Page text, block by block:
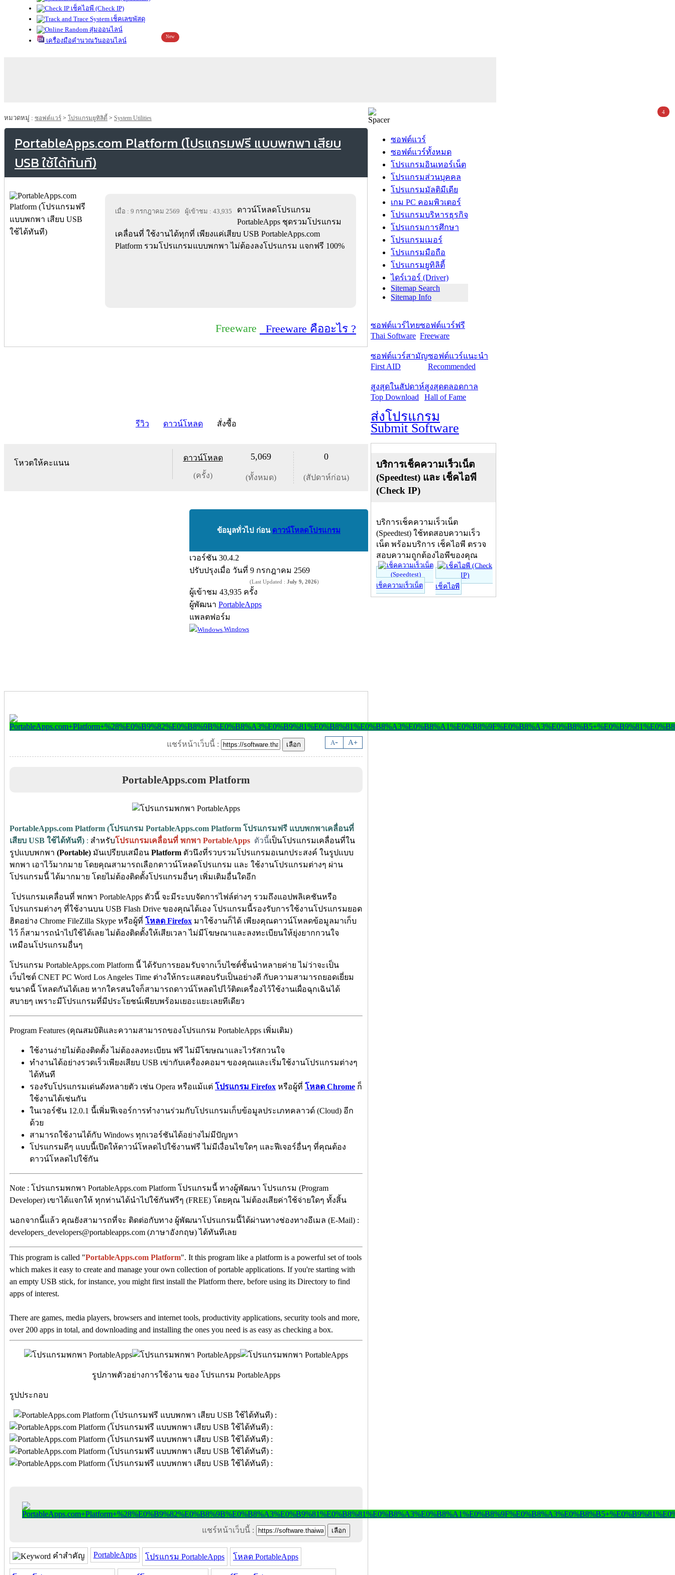
เช็คไอพี (Check IP)
เช็คเลขพัสดุ
สุ่มออนไลน์
เครื่องมือคำนวณวันออนไลน์
New
หมวดหมู่ : ซอฟต์แวร์ > โปรแกรมยูทิลิตี้ > System Utilities
PortableApps.com Platform (โปรแกรมฟรี แบบพกพา เสียบ
USB ใช้ได้ทันที)
เมื่อ : 9 กรกฎาคม 2569 ผู้เข้าชม : 43,935
ดาวน์โหลดโปรแกรม
PortableApps ชุดรวมโปรแกรม
เคลื่อนที่ ใช้งานได้ทุกที่ เพียงแค่เสียบ USB PortableApps.com
Platform รวมโปรแกรมแบบพกพา ไม่ต้องลงโปรแกรม แจกฟรี 100%
Freeware Freeware คืออะไร ?
รีวิว ดาวน์โหลด สั่งซื้อ
โหวตให้คะแนน
ดาวน์โหลด
(ครั้ง)
5,069
(ทั้งหมด)
0
(สัปดาห์ก่อน)
ข้อมูลทั่วไป ก่อน ดาวน์โหลดโปรแกรม
เวอร์ชัน 30.4.2
ปรับปรุงเมื่อ วันที่ 9 กรกฎาคม 2569
(Last Updated : July 9, 2026)
ผู้เข้าชม 43,935 ครั้ง
ผู้พัฒนา PortableApps
แพลตฟอร์ม
Windows
A- A+
แชร์หน้าเว็บนี้ :
PortableApps.com Platform
PortableApps.com Platform (โปรแกรม PortableApps.com Platform โปรแกรมฟรี แบบพกพาเคลื่อนที่
เสียบ USB ใช้ได้ทันที) : สำหรับโปรแกรมเคลื่อนที่ พกพา PortableApps ตัวนี้เป็นโปรแกรมเคลื่อนที่ใน
รูปแบบพกพา (Portable) มันเปรียบเสมือน Platform ตัวนึงที่รวบรวมโปรแกรมอเนกประสงค์ ในรูปแบบ
พกพา เอาไว้มากมาย โดยคุณสามารถเลือกดาวน์โหลดโปรแกรม และ ใช้งานโปรแกรมต่างๆ ผ่าน
โปรแกรมนี้ ได้มากมาย โดยไม่ต้องติดตั้งโปรแกรมอื่นๆ เพิ่มเติมอื่นใดอีก
โปรแกรมเคลื่อนที่ พกพา PortableApps ตัวนี้ จะมีระบบจัดการไฟล์ต่างๆ รวมถึงแอปพลิเคชันหรือ
โปรแกรมต่างๆ ที่ใช้งานบน USB Flash Drive ของคุณได้เอง โปรแกรมนี้รองรับการใช้งานโปรแกรมยอด
ฮิตอย่าง Chrome FileZilla Skype หรือผู้ที่ โหลด Firefox มาใช้งานก็ได้ เพียงคุณดาวน์โหลดข้อมูลมาเก็บ
ไว้ ก็สามารถนำไปใช้ได้เลย ไม่ต้องติดตั้งให้เสียเวลา ไม่มีโฆษณาและลงทะเบียนให้ยุ่งยากกวนใจ
เหมือนโปรแกรมอื่นๆ
โปรแกรม PortableApps.com Platform นี้ ได้รับการยอมรับจากเว็บไซต์ชั้นนำหลายค่าย ไม่ว่าจะเป็น
เว็บไซต์ CNET PC Word Los Angeles Time ต่างให้กระแสตอบรับเป็นอย่างดี กับความสามารถยอดเยี่ยม
ขนาดนี้ โหลดกันได้เลย หากใครสนใจก็สามารถดาวน์โหลดไปไว้ติดเครื่องไว้ใช้งานเผื่อฉุกเฉินได้
สบายๆ เพราะมีโปรแกรมที่มีประโยชน์เพียบพร้อมเยอะแยะเลยทีเดียว
Program Features (คุณสมบัติและความสามารถของโปรแกรม PortableApps เพิ่มเติม)
ใช้งานง่ายไม่ต้องติดตั้ง ไม่ต้องลงทะเบียน ฟรี ไม่มีโฆษณาและไวรัสกวนใจ
ทำงานได้อย่างรวดเร็วเพียงเสียบ USB เข่ากับเครื่องคอมฯ ของคุณและเริ่มใช้งานโปรแกรมต่างๆ
ได้ทันที
รองรับโปรแกรมเด่นดังหลายตัว เช่น Opera หรือแม้แต่ โปรแกรม Firefox หรือผู้ที่ โหลด Chrome ก็
ใช้งานได้เช่นกัน
ในเวอร์ชัน 12.0.1 นี้เพิ่มฟีเจอร์การทำงานร่วมกับโปรแกรมเก็บข้อมูลประเภทคลาวด์ (Cloud) อีก
ด้วย
สามารถใช้งานได้กับ Windows ทุกเวอร์ชันได้อย่างไม่มีปัญหา
โปรแกรมดีๆ แบบนี้เปิดให้ดาวน์โหลดไปใช้งานฟรี ไม่มีเงื่อนไขใดๆ และฟีเจอร์อื่นๆ ที่คุณต้อง
ดาวน์โหลดไปใช้กัน
Note : โปรแกรมพกพา PortableApps.com Platform โปรแกรมนี้ ทางผู้พัฒนา โปรแกรม (Program
Developer) เขาได้แจกให้ ทุกท่านได้นำไปใช้กันฟรีๆ (FREE) โดยคุณ ไม่ต้องเสียค่าใช้จ่ายใดๆ ทั้งสิ้น
นอกจากนี้แล้ว คุณยังสามารถที่จะ ติดต่อกับทาง ผู้พัฒนาโปรแกรมนี้ได้ผ่านทางช่องทางอีเมล (E-Mail) :
developers_developers@portableapps.com (ภาษาอังกฤษ) ได้ทันทีเลย
This program is called "PortableApps.com Platform". It this program like a platform is a powerful set of tools
which makes it easy to create and manage your own collection of portable applications. If you're starting with
an empty USB stick, for instance, you might first install the Platform there, before using its Directory to find
apps of interest.
There are games, media players, browsers and internet tools, productivity applications, security tools and more,
over 200 apps in total, and downloading and installing the ones you need is as easy as checking a box.
รูปภาพตัวอย่างการใช้งาน ของ โปรแกรม PortableApps
รูปประกอบ
แชร์หน้าเว็บนี้ :
คำสำคัญ PortableApps โปรแกรม PortableApps โหลด PortableApps
ซอฟต์แวร์
ซอฟต์แวร์ทั้งหมด
โปรแกรมอินเทอร์เน็ต
โปรแกรมส่วนบุคคล
โปรแกรมมัลติมีเดีย
เกม PC คอมพิวเตอร์
โปรแกรมบริหารธุรกิจ
โปรแกรมการศึกษา
โปรแกรมเมอร์
โปรแกรมมือถือ
โปรแกรมยูทิลิตี้
ไดร์เวอร์ (Driver)
Sitemap Search
Sitemap Info
ซอฟต์แวร์ไทย
Thai Software
ซอฟต์แวร์ฟรี
Freeware
ซอฟต์แวร์สามัญ
First AID
ซอฟต์แวร์แนะนำ
Recommended
สูงสุดในสัปดาห์
Top Download
สูงสุดตลอดกาล
Hall of Fame
ส่งโปรแกรม
Submit Software
บริการเช็คความเร็วเน็ต
(Speedtest) และ เช็คไอพี
(Check IP)
บริการเช็คความเร็วเน็ต
(Speedtest) ใช้ทดสอบความเร็ว
เน็ต พร้อมบริการ เช็คไอพี ตรวจ
สอบความถูกต้องไอพีของคุณ
เช็คความเร็วเน็ต เช็คไอพี
4